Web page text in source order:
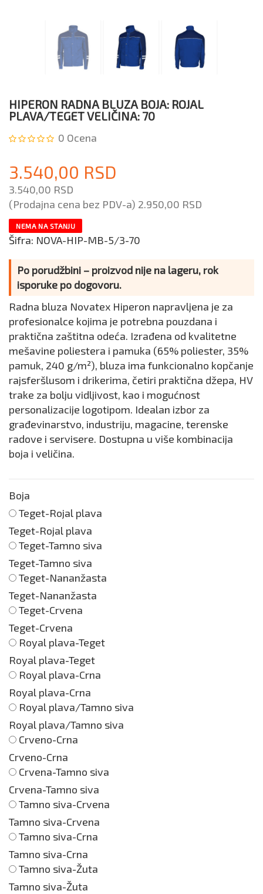
HIPERON RADNA BLUZA BOJA: ROJAL
PLAVA/TEGET VELIČINA: 70
0 Ocena
3.540,00 RSD
3.540,00 RSD
(Prodajna cena bez PDV-a) 2.950,00 RSD
NEMA NA STANJU
Šifra: NOVA-HIP-MB-5/3-70
Po porudžbini – proizvod nije na lageru, rok
isporuke po dogovoru.
Radna bluza Novatex Hiperon napravljena je za
profesionalce kojima je potrebna pouzdana i
praktična zaštitna odeća. Izrađena od kvalitetne
mešavine poliestera i pamuka (65% poliester, 35%
pamuk, 240 g/m²), bluza ima funkcionalno kopčanje
rajsferšlusom i drikerima, četiri praktična džepa, HV
trake za bolju vidljivost, kao i mogućnost
personalizacije logotipom. Idealan izbor za
građevinarstvo, industriju, magacine, terenske
radove i servisere. Dostupna u više kombinacija
boja i veličina.
Boja
Teget-Rojal plava
Teget-Rojal plava
Teget-Tamno siva
Teget-Tamno siva
Teget-Nananžasta
Teget-Nananžasta
Teget-Crvena
Teget-Crvena
Royal plava-Teget
Royal plava-Teget
Royal plava-Crna
Royal plava-Crna
Royal plava/Tamno siva
Royal plava/Tamno siva
Crveno-Crna
Crveno-Crna
Crvena-Tamno siva
Crvena-Tamno siva
Tamno siva-Crvena
Tamno siva-Crvena
Tamno siva-Crna
Tamno siva-Crna
Tamno siva-Žuta
Tamno siva-Žuta